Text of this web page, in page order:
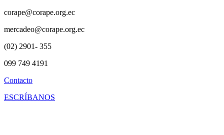
corape@corape.org.ec
mercadeo@corape.org.ec
(02) 2901- 355
099 749 4191
Contacto
ESCRÍBANOS